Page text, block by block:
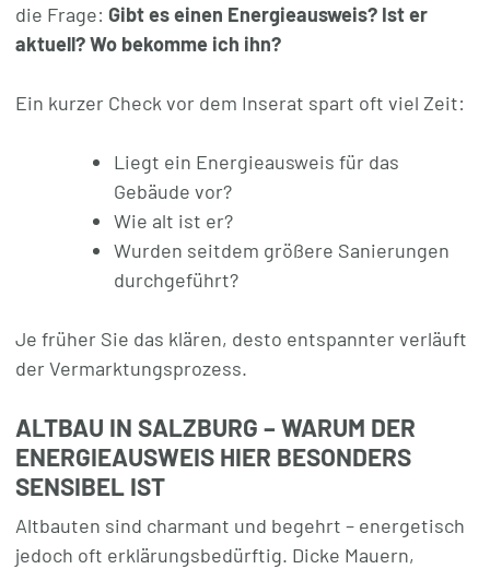
die Frage: Gibt es einen Energieausweis? Ist er
aktuell? Wo bekomme ich ihn?
Ein kurzer Check vor dem Inserat spart oft viel Zeit:
Liegt ein Energieausweis für das
Gebäude vor?
Wie alt ist er?
Wurden seitdem größere Sanierungen
durchgeführt?
Je früher Sie das klären, desto entspannter verläuft
der Vermarktungsprozess.
ALTBAU IN SALZBURG – WARUM DER
ENERGIEAUSWEIS HIER BESONDERS
SENSIBEL IST
Altbauten sind charmant und begehrt – energetisch
jedoch oft erklärungsbedürftig. Dicke Mauern,